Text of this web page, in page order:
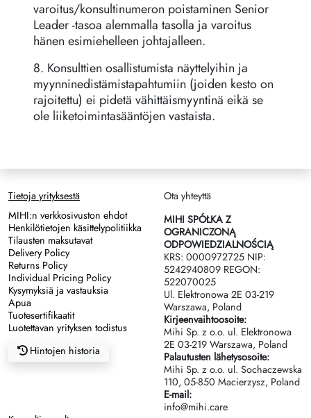
varoitus/konsultinumeron poistaminen Senior
Leader -tasoa alemmalla tasolla ja varoitus
hänen esimiehelleen johtajalleen.
8. Konsulttien osallistumista näyttelyihin ja
myynninedistämistapahtumiin (joiden kesto on
rajoitettu) ei pidetä vähittäismyyntinä eikä se
ole liiketoimintasääntöjen vastaista.
Tietoja yrityksestä
MIHI:n verkkosivuston ehdot
Henkilötietojen käsittelypolitiikka
Tilausten maksutavat
Delivery Policy
Returns Policy
Individual Pricing Policy
Kysymyksiä ja vastauksia
Apua
Tuotesertifikaatit
Luotettavan yrityksen todistus
Hintojen historia
Ota yhteyttä
MIHI SPÓŁKA Z
OGRANICZONĄ
ODPOWIEDZIALNOŚCIĄ
KRS: 0000972725 NIP:
5242940809 REGON:
522070025
Ul. Elektronowa 2Е 03-219
Warszawa, Poland
Kirjeenvaihtoosoite:
Mihi Sp. z o.o. ul. Elektronowa
2Е 03-219 Warszawa, Poland
Palautusten lähetysosoite:
Mihi Sp. z o.o. ul. Sochaczewska
110, 05-850 Macierzysz, Poland
E-mail:
info@mihi.care